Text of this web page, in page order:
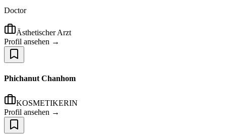
Doctor
Ästhetischer Arzt
Profil ansehen →
Phichanut Chanhom
KOSMETIKERIN
Profil ansehen →